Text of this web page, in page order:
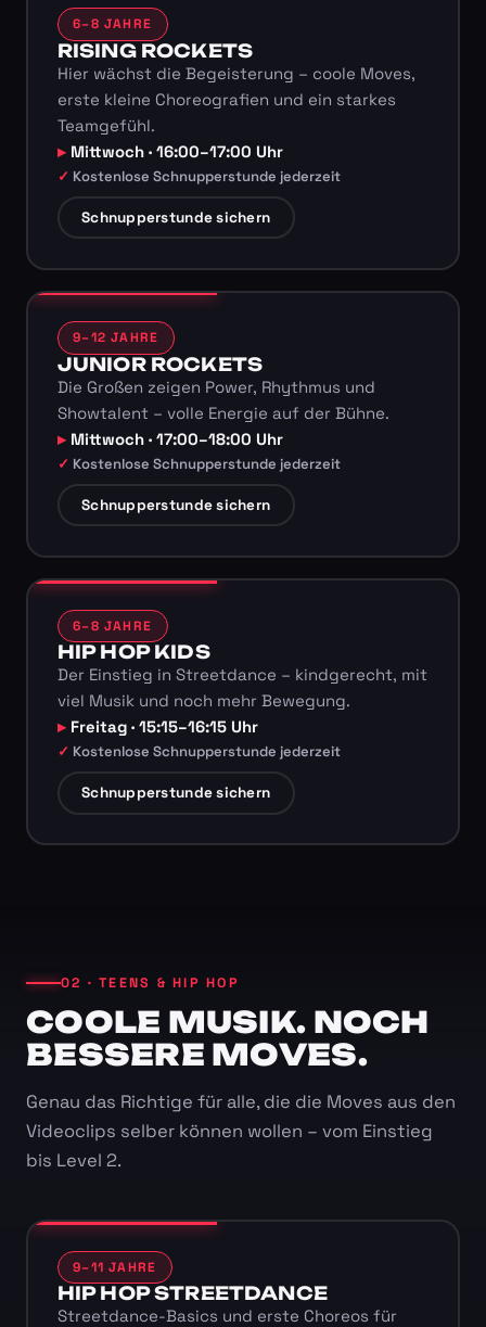
6–8 JAHRE
RISING ROCKETS
Hier wächst die Begeisterung – coole Moves,
erste kleine Choreografien und ein starkes
Teamgefühl.
Mittwoch · 16:00–17:00 Uhr
Kostenlose Schnupperstunde jederzeit
Schnupperstunde sichern
9–12 JAHRE
JUNIOR ROCKETS
Die Großen zeigen Power, Rhythmus und
Showtalent – volle Energie auf der Bühne.
Mittwoch · 17:00–18:00 Uhr
Kostenlose Schnupperstunde jederzeit
Schnupperstunde sichern
6–8 JAHRE
HIP HOP KIDS
Der Einstieg in Streetdance – kindgerecht, mit
viel Musik und noch mehr Bewegung.
Freitag · 15:15–16:15 Uhr
Kostenlose Schnupperstunde jederzeit
Schnupperstunde sichern
02 · TEENS & HIP HOP
COOLE MUSIK. NOCH
BESSERE MOVES.
Genau das Richtige für alle, die die Moves aus den
Videoclips selber können wollen – vom Einstieg
bis Level 2.
9–11 JAHRE
HIP HOP STREETDANCE
Streetdance-Basics und erste Choreos für